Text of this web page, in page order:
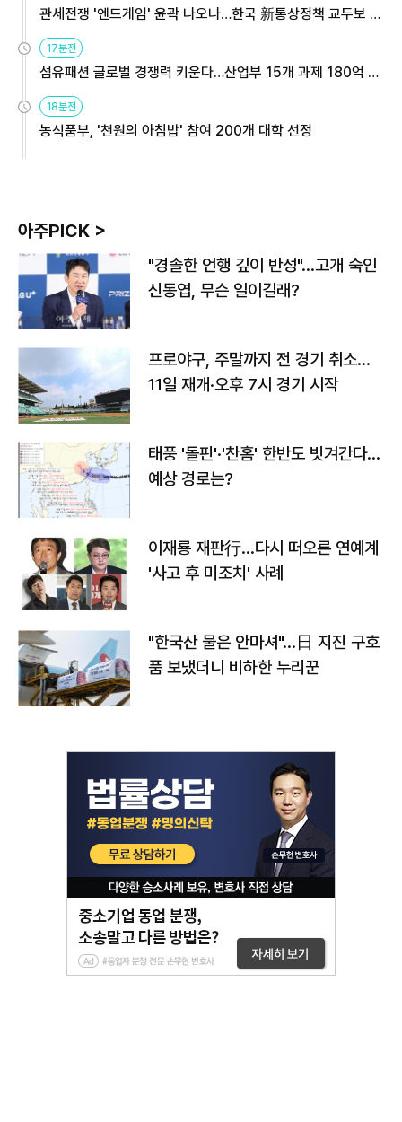
관세전쟁 '엔드게임' 윤곽 나오나…한국 新통상정책 교두보 활
용해야
17분전
섬유패션 글로벌 경쟁력 키운다…산업부 15개 과제 180억 지
원
18분전
농식품부, '천원의 아침밥' 참여 200개 대학 선정
아주PICK >
"경솔한 언행 깊이 반성"…고개 숙인
신동엽, 무슨 일이길래?
프로야구, 주말까지 전 경기 취소…
11일 재개·오후 7시 경기 시작
태풍 '돌핀'·'찬홈' 한반도 빗겨간다…
예상 경로는?
이재룡 재판行…다시 떠오른 연예계
'사고 후 미조치' 사례
"한국산 물은 안마셔"…日 지진 구호
품 보냈더니 비하한 누리꾼